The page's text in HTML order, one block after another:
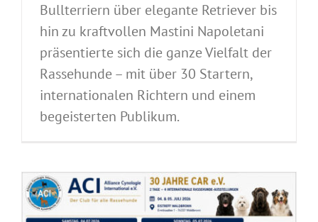
Bullterriern über elegante Retriever bis
hin zu kraftvollen Mastini Napoletani
präsentierte sich die ganze Vielfalt der
Rassehunde – mit über 30 Startern,
internationalen Richtern und einem
begeisterten Publikum.